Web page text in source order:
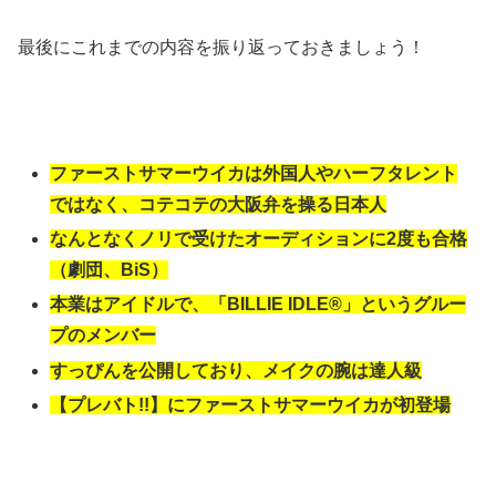
最後にこれまでの内容を振り返っておきましょう！
ファーストサマーウイカは外国人やハーフタレント
ではなく、コテコテの大阪弁を操る日本人
なんとなくノリで受けたオーディションに2度も合格
（劇団、BiS）
本業はアイドルで、「BILLIE IDLE®」というグルー
プのメンバー
すっぴんを公開しており、メイクの腕は達人級
【プレバト!!】にファーストサマーウイカが初登場